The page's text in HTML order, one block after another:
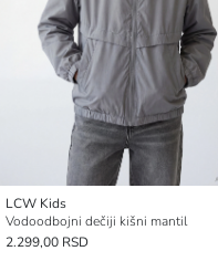
LCW Kids
Vodoodbojni dečiji kišni mantil
2.299,00 RSD